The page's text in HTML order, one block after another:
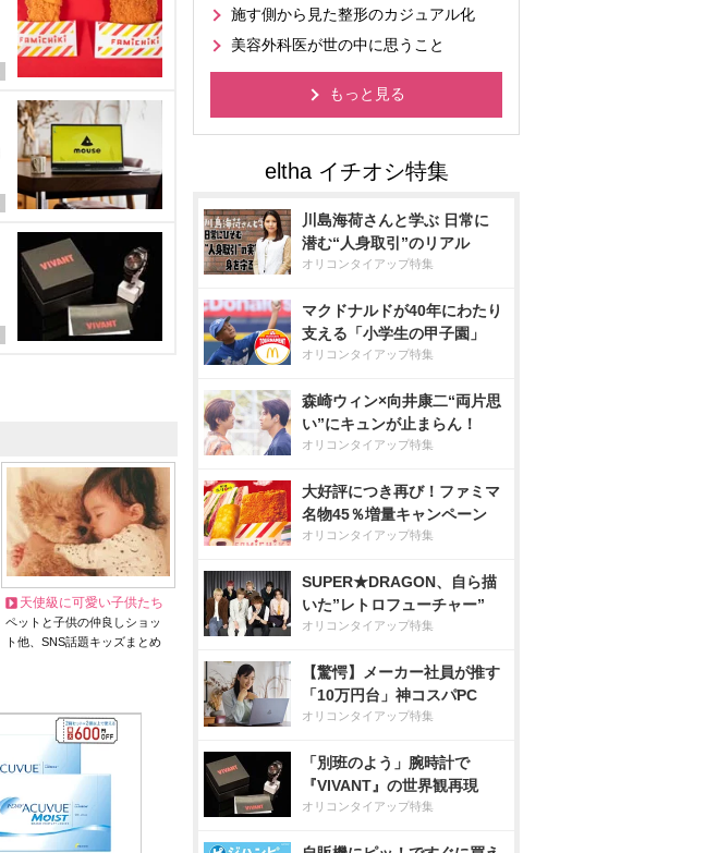
天使級に可愛い子供たち
ペットと子供の仲良しショッ
ト他、SNS話題キッズまとめ
施す側から見た整形のカジュアル化
美容外科医が世の中に思うこと
もっと見る
川島海荷さんと学ぶ 日常に
潜む“人身取引”のリアル
オリコンタイアップ特集
マクドナルドが40年にわたり
支える「小学生の甲子園」
オリコンタイアップ特集
森崎ウィン×向井康二“両片思
い”にキュンが止まらん！
オリコンタイアップ特集
大好評につき再び！ファミマ
名物45％増量キャンペーン
オリコンタイアップ特集
SUPER★DRAGON、自ら描
いた”レトロフューチャー”
オリコンタイアップ特集
【驚愕】メーカー社員が推す
「10万円台」神コスパPC
オリコンタイアップ特集
「別班のよう」腕時計で
『VIVANT』の世界観再現
オリコンタイアップ特集